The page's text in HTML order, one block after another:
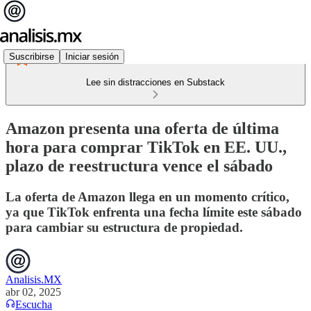
Suscribirse Iniciar sesión
Lee sin distracciones en Substack
Amazon presenta una oferta de última
hora para comprar TikTok en EE. UU.,
plazo de reestructura vence el sábado
La oferta de Amazon llega en un momento crítico,
ya que TikTok enfrenta una fecha límite este sábado
para cambiar su estructura de propiedad.
Analisis.MX
abr 02, 2025
Escucha